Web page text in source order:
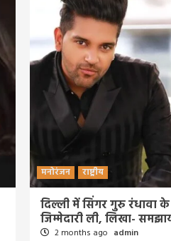
मनोरंजन राष्ट्रीय
दिल्ली में सिंगर गुरु रंधावा
जिम्मेदारी ली, लिखा-
2 months ago admin